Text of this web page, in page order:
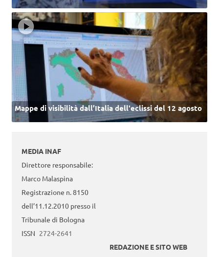
Mappe di visibilità dall’Italia dell'eclissi del 12 agosto
MEDIA INAF
Direttore responsabile:
Marco Malaspina
Registrazione n. 8150
dell’11.12.2010 presso il
Tribunale di Bologna
ISSN 2724-2641
REDAZIONE E SITO WEB